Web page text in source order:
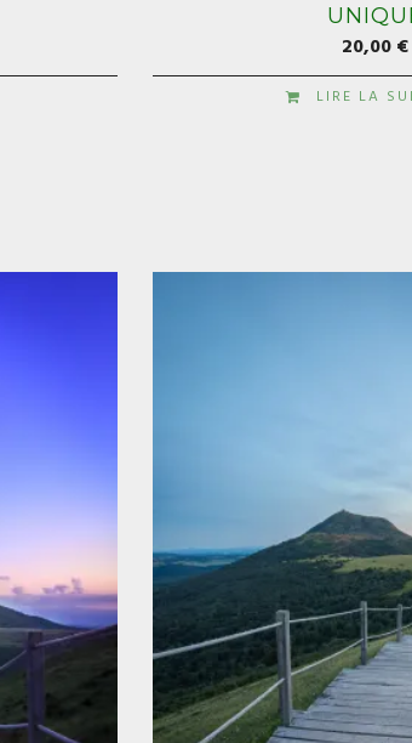
20,00€
LIRE LA